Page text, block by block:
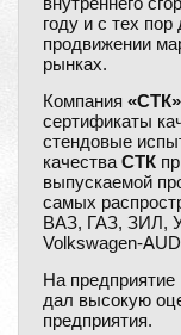
году и с тех
продвижении
рынках.
Компания «СТК»
сертификаты
стендовые
качества СТК
выпускаемой
самых
ВАЗ, ГАЗ, ЗИЛ,
Volkswagen-
На предприятие
дал высокую
предприятия.